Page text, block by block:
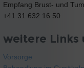
Empfang Brust- und
+41 31 632 16 50
weitere Links
Vorsorge